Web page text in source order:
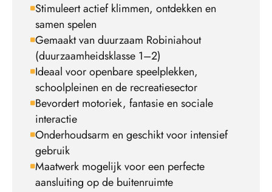
Stimuleert actief klimmen, ontdekken en
samen spelen
Gemaakt van duurzaam Robiniahout
(duurzaamheidsklasse 1–2)
Ideaal voor openbare speelplekken,
schoolpleinen en de recreatiesector
Bevordert motoriek, fantasie en sociale
interactie
Onderhoudsarm en geschikt voor intensief
gebruik
Maatwerk mogelijk voor een perfecte
aansluiting op de buitenruimte